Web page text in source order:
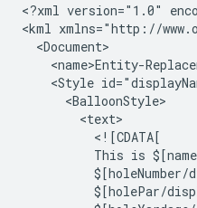
<?xml version="1.0"
<kml xmlns="http://
  <Document>
<name>Entity-
<Style
      <BalloonStyle>
        <text>
          <![CDATA[
This is
$[holeNumber/
$[holePar/